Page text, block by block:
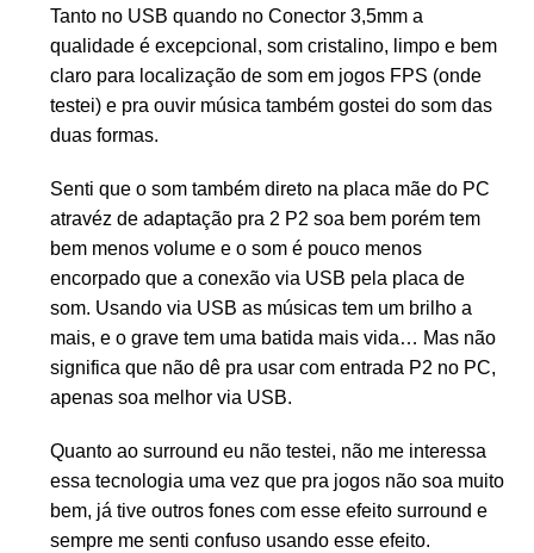
Tanto no USB quando no Conector 3,5mm a
qualidade é excepcional, som cristalino, limpo e bem
claro para localização de som em jogos FPS (onde
testei) e pra ouvir música também gostei do som das
duas formas.
Senti que o som também direto na placa mãe do PC
atravéz de adaptação pra 2 P2 soa bem porém tem
bem menos volume e o som é pouco menos
encorpado que a conexão via USB pela placa de
som. Usando via USB as músicas tem um brilho a
mais, e o grave tem uma batida mais vida… Mas não
significa que não dê pra usar com entrada P2 no PC,
apenas soa melhor via USB.
Quanto ao surround eu não testei, não me interessa
essa tecnologia uma vez que pra jogos não soa muito
bem, já tive outros fones com esse efeito surround e
sempre me senti confuso usando esse efeito.